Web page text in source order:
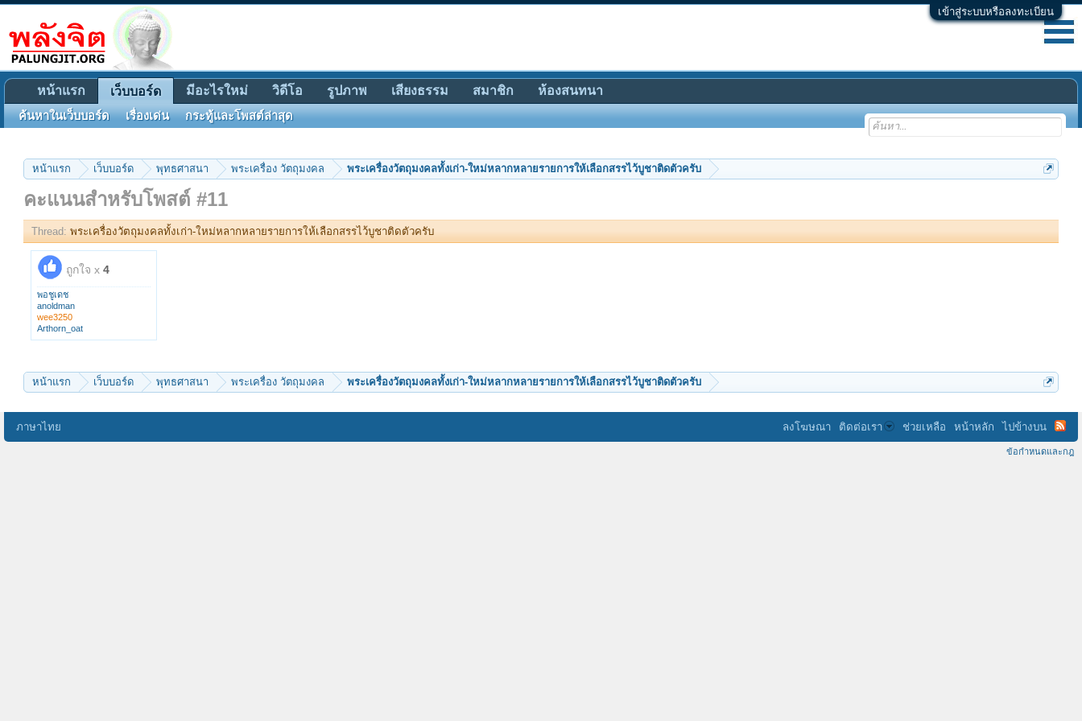
เข้าสู่ระบบหรือลงทะเบียน
หน้าแรก เว็บบอร์ด พุทธศาสนา พระเครื่อง วัตถุมงคล พระเครื่องวัตถุมงคลทั้งเก่า-ใหม่หลากหลายรายการให้เลือกสรรไว้บูชาติดตัวครับ
คะแนนสำหรับโพสต์ #11
Thread: พระเครื่องวัตถุมงคลทั้งเก่า-ใหม่หลากหลายรายการให้เลือกสรรไว้บูชาติดตัวครับ
ถูกใจ x 4
พอชูเดช
anoldman
wee3250
Arthorn_oat
หน้าแรก เว็บบอร์ด พุทธศาสนา พระเครื่อง วัตถุมงคล พระเครื่องวัตถุมงคลทั้งเก่า-ใหม่หลากหลายรายการให้เลือกสรรไว้บูชาติดตัวครับ
หน้าแรก เว็บบอร์ด
ค้นหาในเว็บบอร์ด เรื่องเด่น กระทู้และโพสต์ล่าสุด
มีอะไรใหม่ วิดีโอ รูปภาพ เสียงธรรม สมาชิก ห้องสนทนา
ภาษาไทย ลงโฆษณา ติดต่อเรา ช่วยเหลือ หน้าหลัก ไปข้างบน
ข้อกำหนดและกฎ